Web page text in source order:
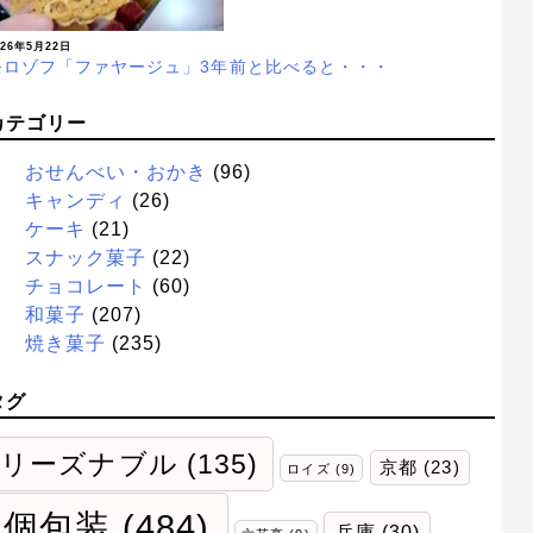
年5月22日
ゾフ「ファヤージュ」3年前と比べると・・・
テゴリー
おせんべい・おかき (96)
キャンディ (26)
ケーキ (21)
スナック菓子 (22)
チョコレート
(60)
和菓子 (207)
焼き菓子 (235)
グ
リーズナブル (135) ロイズ (9) 京都 (23)